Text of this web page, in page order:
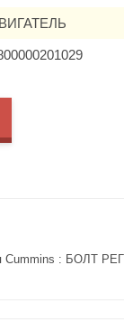
Cummins :